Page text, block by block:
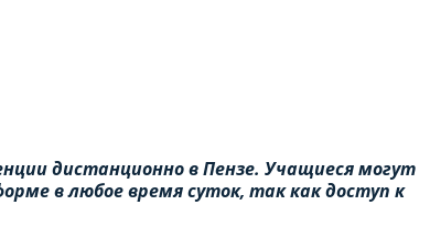
дистанционно в Пензе. Учащиеся могут
в любое время суток, так как доступ к